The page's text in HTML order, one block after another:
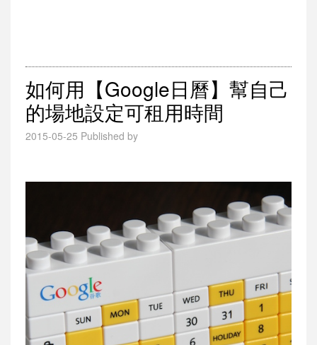
如何用【Google日曆】幫自己
的場地設定可租用時間
2015-05-25 Published by